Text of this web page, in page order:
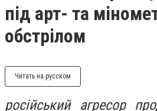
під арт- та
обстрілом
Читать на русском
російський агресор